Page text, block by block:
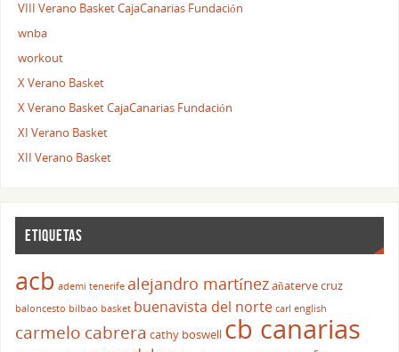
VIII Verano Basket CajaCanarias Fundación
wnba
workout
X Verano Basket
X Verano Basket CajaCanarias Fundación
XI Verano Basket
XII Verano Basket
ETIQUETAS
acb ademi tenerife alejandro martínezañaterve cruz
baloncesto bilbao basket buenavista del norte carl english
carmelo cabrera cathy boswell cb canarias